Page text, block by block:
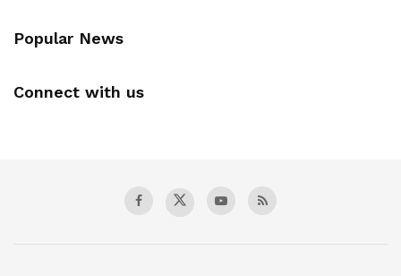
Popular News
Connect with us